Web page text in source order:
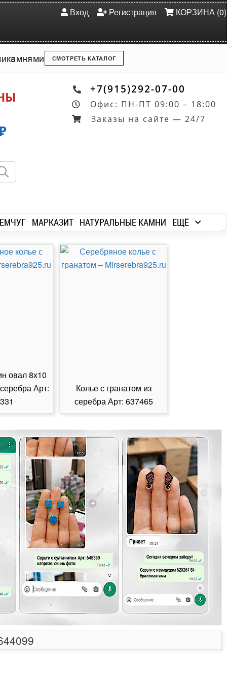
Вход Регистрация КОРЗИНА (0)
камнями СМОТРЕТЬ КАТАЛОГ
+7(915)292-07-00
Офис: ПН-ПТ 09:00 – 18:00
Заказы на сайте — 24/7
МАРКАЗИТ НАТУРАЛЬНЫЕ КАМНИ ЕЩЁ
овал 8х10
Арт:
Колье с гранатом из
серебра Арт: 637465